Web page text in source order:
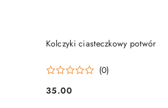
Kolczyki ciasteczkowy potwór
(0)
Cena:
35.00
DO KOSZYKA